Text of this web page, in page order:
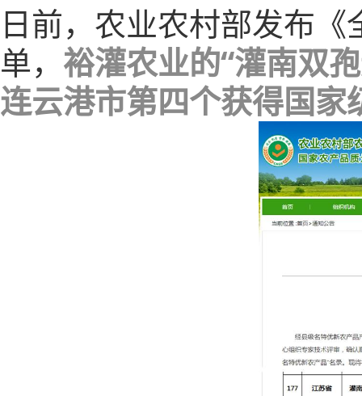
日前，农业农村部发布
单， 裕灌农业的“灌南双
连云港市第四个获得国家